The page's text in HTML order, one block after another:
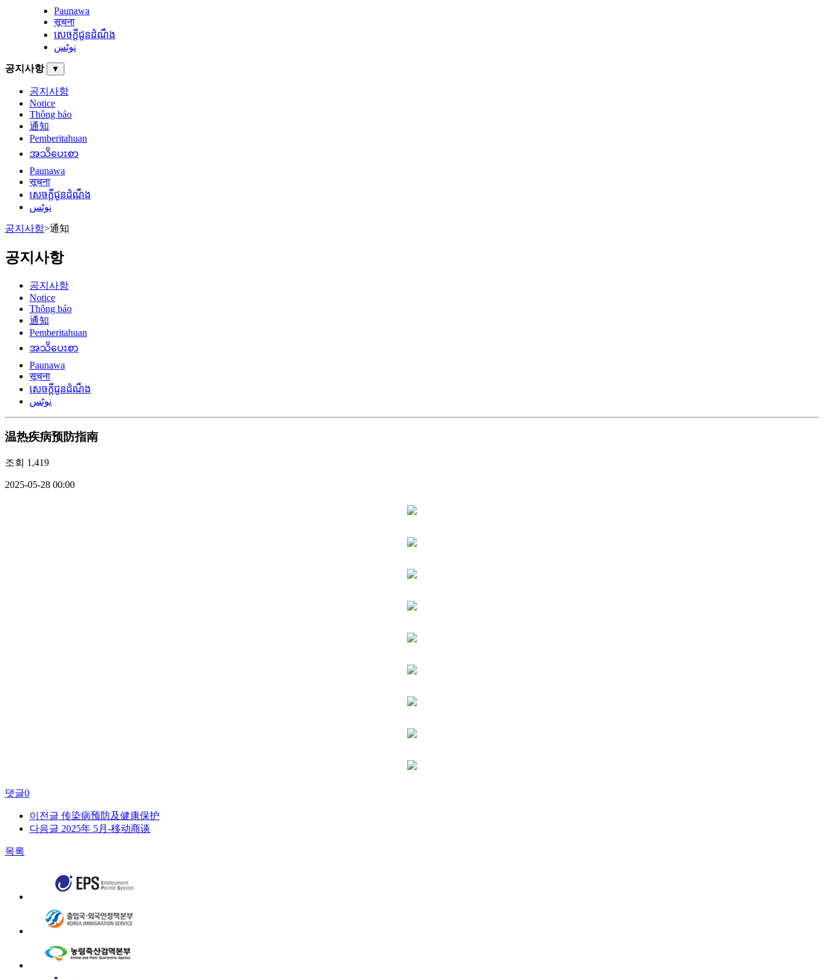
Paunawa
सूचना
សេចក្តីជូនដំណឹង
نوٹس
공지사항 ▼
공지사항
Notice
Thông báo
通知
Pemberitahuan
အသိပေးစာ
Paunawa
सूचना
សេចក្តីជូនដំណឹង
نوٹس
공지사항>通知
공지사항
공지사항
Notice
Thông báo
通知
Pemberitahuan
အသိပေးစာ
Paunawa
सूचना
សេចក្តីជូនដំណឹង
نوٹس
温热疾病预防指南
조회 1,419
2025-05-28 00:00
댓글0
이전글 传染病预防及健康保护
다음글 2025年 5月-移动商谈
목록